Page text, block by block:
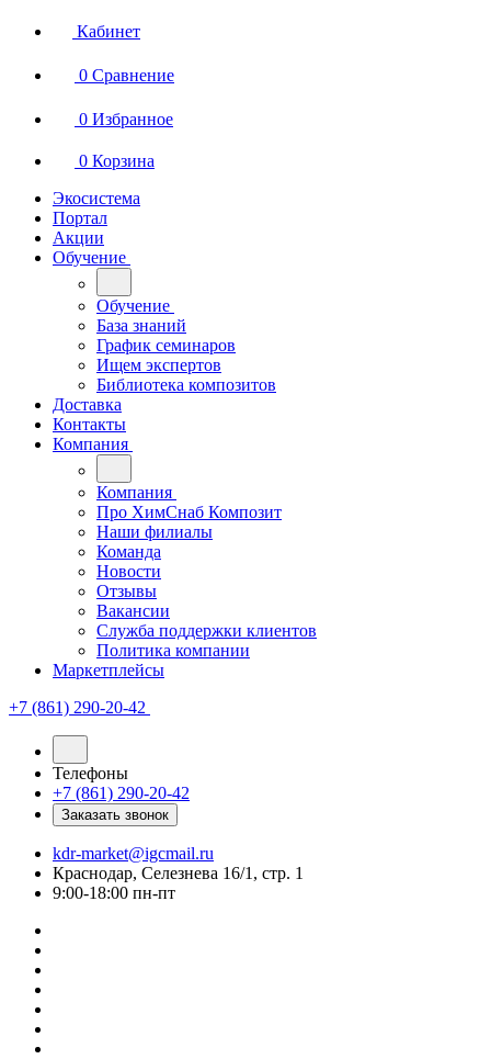
Кабинет
0 Сравнение
0 Избранное
0 Корзина
Экосистема
Портал
Акции
Обучение
Обучение
База знаний
График семинаров
Ищем экспертов
Библиотека композитов
Доставка
Контакты
Компания
Компания
Про ХимСнаб Композит
Наши филиалы
Команда
Новости
Отзывы
Вакансии
Служба поддержки клиентов
Политика компании
Маркетплейсы
+7 (861) 290-20-42
Телефоны
+7 (861) 290-20-42
Заказать звонок
kdr-market@igcmail.ru
Краснодар, Селезнева 16/1, стр. 1
9:00-18:00 пн-пт